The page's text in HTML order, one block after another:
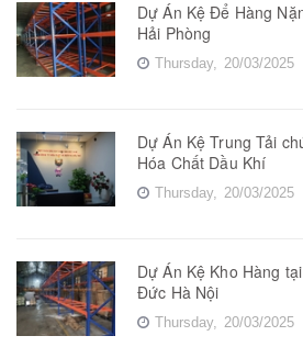
Dự Án Kệ Để Hàng
Hải Phòng
Thursday, 20/03/2025
Dự Án Kệ Trung Tải
Hóa Chất Dầu Khí
Thursday, 20/03/2025
Dự Án Kệ Kho Hàng
Đức Hà Nội
Thursday, 20/03/2025